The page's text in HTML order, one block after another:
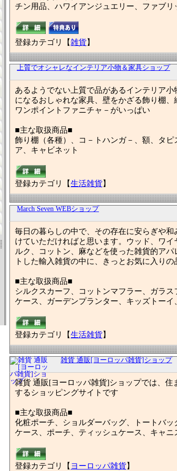
チン用品、ハワイアンジュエリー、ファブリ
登録カテゴリ【雑貨】
上質でオシャレなインテリア小物＆家具ショップ
あるようでない上質で品があるインテリア
になるおしゃれな家具、壁をかざる飾り棚
ワンポイントファニチャ－がいっぱい
■主な取扱商品■
飾り棚（各種）、コ－トハンガ－、額、タ
ア、キャビネット
登録カテゴリ【生活雑貨】
March Seven WEBショップ
毎日の暮らしの中で、その存在に安らぎや
けていただければと思います。ウッド、ワ
ルク、コットン、麻などを使った雑貨的ア
トした輸入雑貨の中に、きっとお気に入りの
■主な取扱商品■
シルクスカーフ、コットンマフラー、ガラ
ケース、ガーデンプランター、キッズトーイ
登録カテゴリ【生活雑貨】
雑貨 通販[ヨーロッパ雑貨]ショップ
雑貨 通販[ヨーロッパ雑貨]ショップでは、
するショッピングサイトです
■主な取扱商品■
化粧ポーチ、ショルダーバッグ、トートバ
ケース、ポーチ、ティッシュケース、キャ
登録カテゴリ【 ヨーロッパ雑貨】